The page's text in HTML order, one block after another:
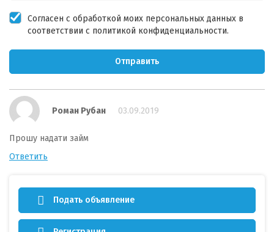
Согласен с обработкой моих персональных данных в
соответствии с политикой конфиденциальности.
Отправить
Роман Рубан 03.09.2019
Прошу надати займ
Ответить
Подать объявление